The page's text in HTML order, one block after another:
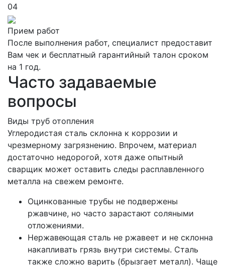
04
Прием работ
После выполнения работ, специалист предоставит
Вам чек и бесплатный гарантийный талон сроком
на 1 год.
Часто задаваемые
вопросы
Виды труб отопления
Углеродистая сталь склонна к коррозии и
чрезмерному загрязнению. Впрочем, материал
достаточно недорогой, хотя даже опытный
сварщик может оставить следы расплавленного
металла на свежем ремонте.
Оцинкованные трубы не подвержены
ржавчине, но часто зарастают соляными
отложениями.
Нержавеющая сталь не ржавеет и не склонна
накапливать грязь внутри системы. Сталь
также сложно варить (брызгает металл). Чаще